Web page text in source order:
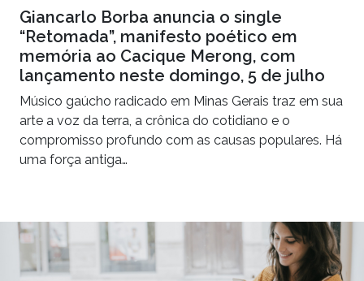
Giancarlo Borba anuncia o single
“Retomada”, manifesto poético em
memória ao Cacique Merong, com
lançamento neste domingo, 5 de julho
Músico gaúcho radicado em Minas Gerais traz em sua
arte a voz da terra, a crônica do cotidiano e o
compromisso profundo com as causas populares. Há
uma força antiga…